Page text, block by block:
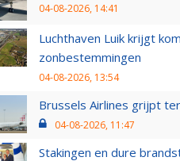
04-08-2026, 14:41
Luchthaven Luik krijgt
zonbestemmingen
04-08-2026, 13:54
Brussels Airlines grijpt
04-08-2026, 11:47
Stakingen en dure